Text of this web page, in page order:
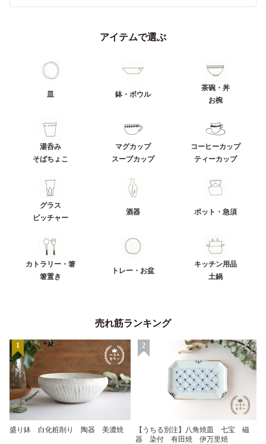
アイテムで選ぶ
皿 鉢・ボウル
茶碗・丼
お椀
湯呑み
そばちょこ
マグカップ
スープカップ
コーヒーカップ
ティーカップ
グラス
ピッチャー
酒器 ポット・急須
カトラリー・箸
箸置き
トレー・お盆
キッチン用品
土鍋
売れ筋ランキング
1
盛り鉢 白化粧削り 陶器 美濃焼
2
【うちる別注】八角焼皿 七宝 磁
器 染付 有田焼 伊万里焼